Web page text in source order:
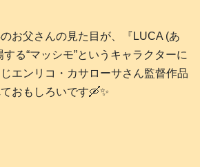
お父さんの見た目が、『LUCA (あ
る“マッシモ”というキャラクターに
エンリコ・カサローサさん監督作品
おもしろいです🛶✨️